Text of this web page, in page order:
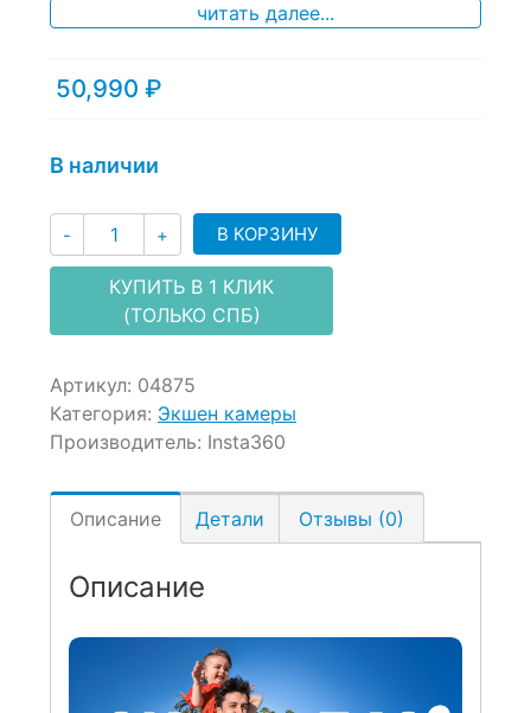
читать далее...
50,990 ₽
В наличии
- Количество
+ В КОРЗИНУ
КУПИТЬ В 1 КЛИК
(ТОЛЬКО СПБ)
Артикул: 04875
Категория: Экшен камеры
Производитель: Insta360
Описание Детали Отзывы (0)
Описание